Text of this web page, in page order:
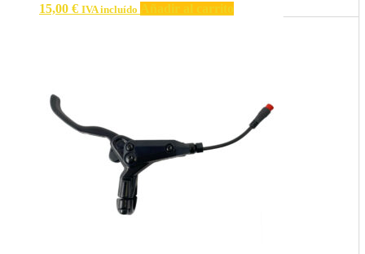
15,00 € IVA incluído